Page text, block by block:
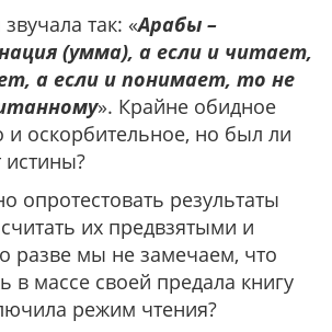
так: «Арабы –
(умма), а если и читает,
а если и понимает, то не
». Крайне обидное
и оскорбительное, но был ли
опротестовать результаты
их предвзятыми и
разве мы не замечаем, что
массе своей предала книгу
режим чтения?